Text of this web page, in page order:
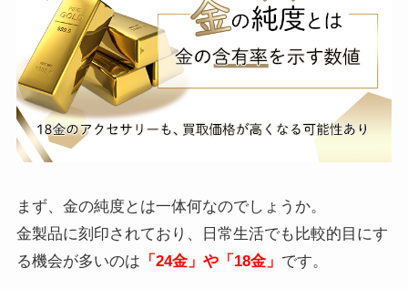
まず、金の純度とは一体何なのでしょうか。
金製品に刻印されており、日常生活でも比較的目にす
る機会が多いのは 「24金」や「18金」 です。